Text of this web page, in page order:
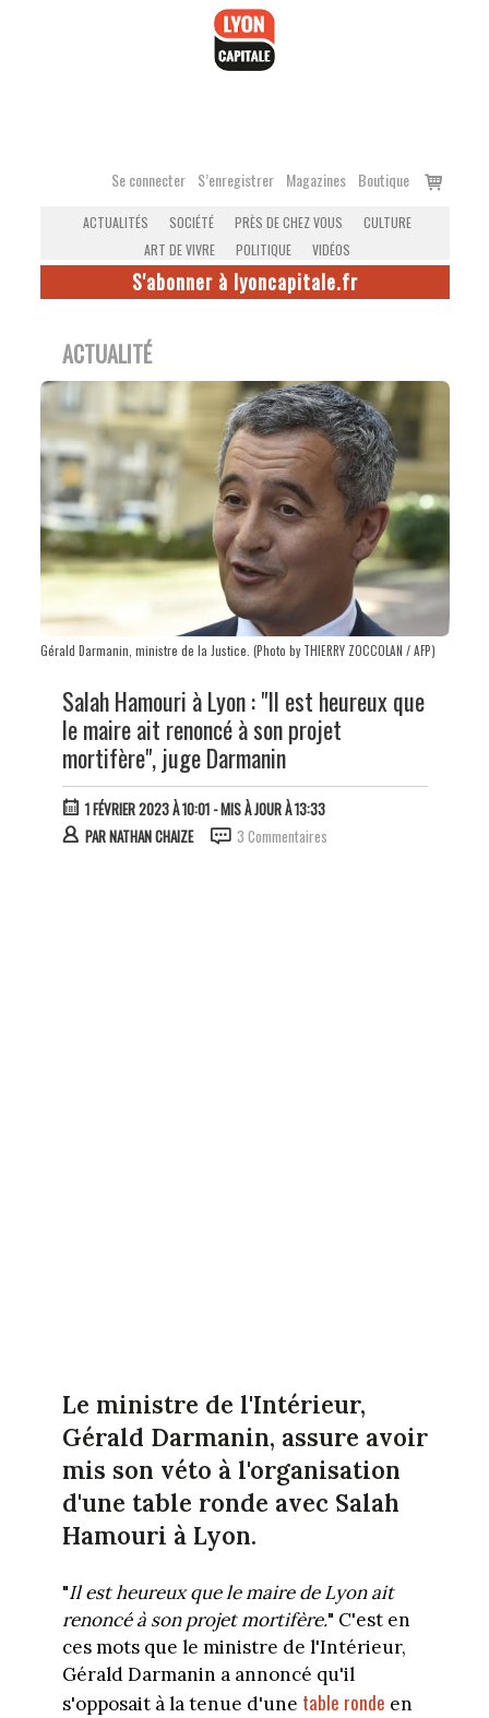
Se connecter S’enregistrer Magazines Boutique
Voir
ACTUALITÉS SOCIÉTÉ PRÈS DE CHEZ VOUS
CULTURE
ART DE VIVRE
POLITIQUE VIDÉOS
S'abonner à lyoncapitale.fr
ACTUALITÉ
Gérald Darmanin, ministre de la Justice. (Photo by THIERRY ZOCCOLAN / AFP)
Salah Hamouri à Lyon : "Il est heureux que
le maire ait renoncé à son projet
mortifère", juge Darmanin
1 FÉVRIER 2023 À 10:01- MIS À JOUR À 13:33
PARNATHAN CHAIZE 3 Commentaires
Le ministre de l'Intérieur,
Gérald Darmanin, assure avoir
mis son véto à l'organisation
d'une table ronde avec Salah
Hamouri à Lyon.
"Il est heureux que le maire de Lyon ait
renoncé à son projet mortifère." C'est en
ces mots que le ministre de l'Intérieur,
Gérald Darmanin a annoncé qu'il
s'opposait à la tenue d'une table ronde en